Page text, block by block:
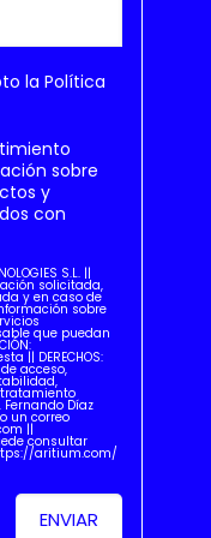
laPolítica
sobre
y
con
S.L. ||
solicitada,
y en caso de
sobre
que puedan
|| DERECHOS:
acceso,
Díaz
un correo
||
consultar
aritium.com/